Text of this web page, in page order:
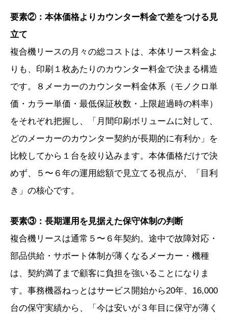
要素②：本体価格よりカウンター料金で差をつける見
立て
複合機リースの月々の総コストは、本体リース料金よ
りも、印刷１枚あたりのカウンター料金で決まる構造
です。８メーカーのカウンター料金体系（モノクロ単
価・カラー単価・最低保証枚数・上限超過時の料率）
をそれぞれ把握し、「月間印刷ボリュームに対して、
どのメーカーのカウンター契約が長期的に有利か」を
比較してから１台を絞り込みます。本体価格だけで決
めず、５〜６年の運用総額で見立てる視点が、「目利
き」の核心です。
要素③：長期運用を見据えた保守体制の判断
複合機リースは通常５〜６年契約。途中で故障対応・
部品供給・サポート体制が薄くなるメーカー・機種
は、契約満了まで顧客に負担を強いることになりま
す。事務機器ねっとはサービス開始から20年、16,000
台の保守実績から、「今は安いが３年目に保守が薄く